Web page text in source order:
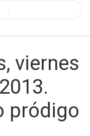
viernes
pródigo